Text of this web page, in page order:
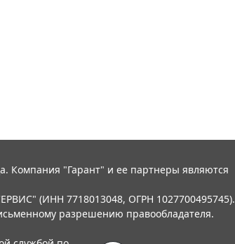
Компания "Гарант" и ее партнеры являются
(ИНН 7718013048, ОГРН 1027700495745).
разрешению правообладателя.